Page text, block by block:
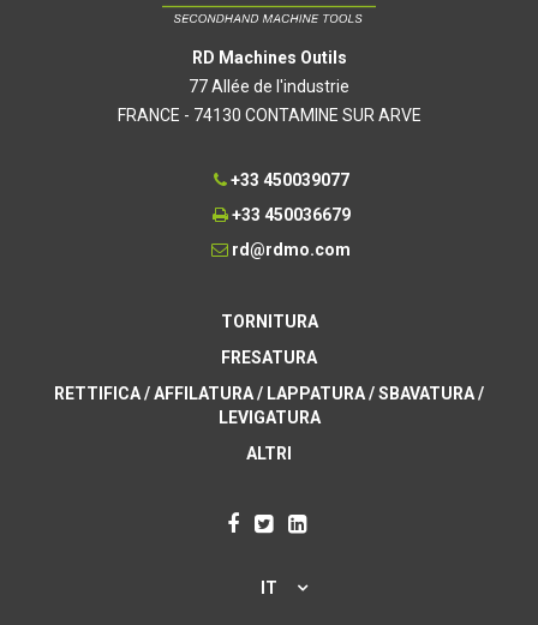
RD Machines Outils
77 Allée de l'industrie
FRANCE - 74130 CONTAMINE SUR ARVE
+33 450039077
+33 450036679
rd@rdmo.com
TORNITURA
FRESATURA
RETTIFICA / AFFILATURA / LAPPATURA / SBAVATURA /
LEVIGATURA
ALTRI
IT